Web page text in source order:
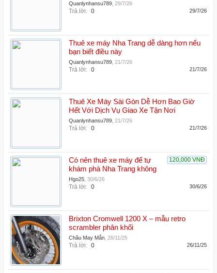
Quanlynhansu789 29/7/26
Trả lời: 0 29/7/26
Thuê xe máy Nha Trang dễ dàng hơn nếu
bạn biết điều này
Quanlynhansu789 21/7/26
Trả lời: 0 21/7/26
Thuê Xe Máy Sài Gòn Dễ Hơn Bao Giờ
Hết Với Dịch Vụ Giao Xe Tận Nơi
Quanlynhansu789 21/7/26
Trả lời: 0 21/7/26
120,000 VNĐ
Có nên thuê xe máy để tự
khám phá Nha Trang không
Hgo25 30/6/26
Trả lời: 0 30/6/26
Brixton Cromwell 1200 X – mẫu retro
scrambler phân khối
Châu May Mắn 26/11/25
Trả lời: 0 26/11/25